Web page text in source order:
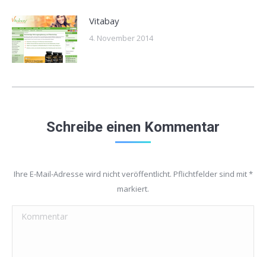
Vitabay
4. November 2014
Schreibe einen Kommentar
Ihre E-Mail-Adresse wird nicht veröffentlicht. Pflichtfelder sind mit*
markiert.
Kommentar